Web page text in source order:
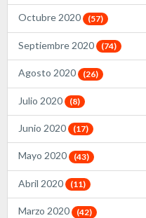
Octubre 2020 (57)
Septiembre 2020 (74)
Agosto 2020 (26)
Julio 2020 (8)
Junio 2020 (17)
Mayo 2020 (43)
Abril 2020 (11)
Marzo 2020 (42)